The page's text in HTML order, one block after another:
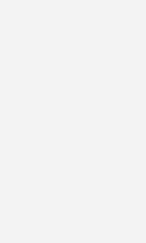
Marktsegmenten